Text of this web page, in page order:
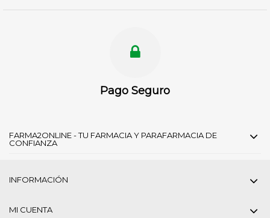
Pago Seguro
FARMA2ONLINE - TU FARMACIA Y PARAFARMACIA DE
CONFIANZA
INFORMACIÓN
MI CUENTA